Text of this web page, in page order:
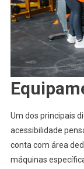
Um dos principais
acessibilidade
conta com área
máquinas